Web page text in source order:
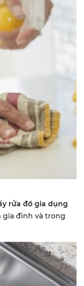
rửa đồ gia dụng
gia đình và trong